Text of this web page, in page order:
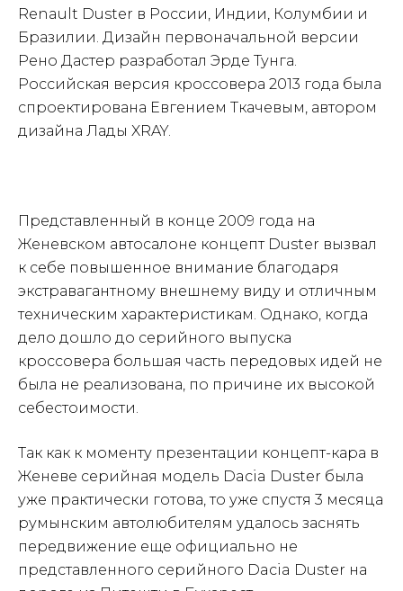
Renault Duster в России, Индии, Колумбии и
Бразилии. Дизайн первоначальной версии
Рено Дастер разработал Эрде Тунга.
Российская версия кроссовера 2013 года была
спроектирована Евгением Ткачевым, автором
дизайна Лады XRAY.
Представленный в конце 2009 года на
Женевском автосалоне концепт Duster вызвал
к себе повышенное внимание благодаря
экстравагантному внешнему виду и отличным
техническим характеристикам. Однако, когда
дело дошло до серийного выпуска
кроссовера большая часть передовых идей не
была не реализована, по причине их высокой
себестоимости.
Так как к моменту презентации концепт-кара в
Женеве серийная модель Dacia Duster была
уже практически готова, то уже спустя 3 месяца
румынским автолюбителям удалось заснять
передвижение еще официально не
представленного серийного Dacia Duster на